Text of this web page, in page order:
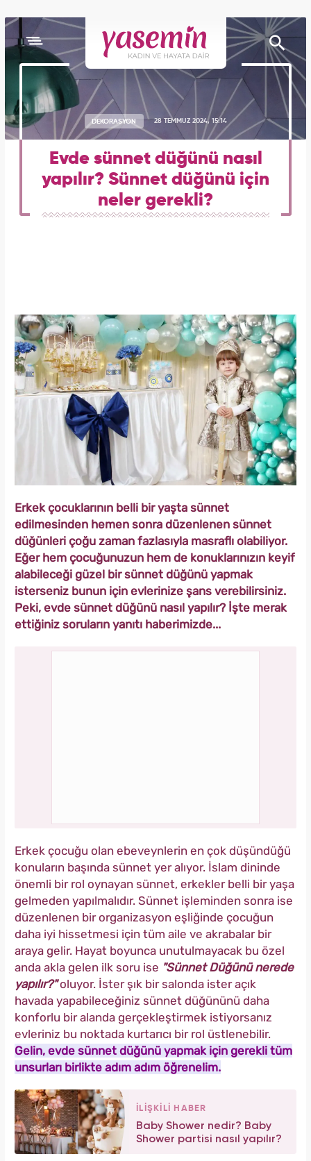
DEKORASYON 28 TEMMUZ 2024, 15:14
Evde sünnet düğünü nasıl
yapılır? Sünnet düğünü için
neler gerekli?
Erkek çocuklarının belli bir yaşta sünnet
edilmesinden hemen sonra düzenlenen sünnet
düğünleri çoğu zaman fazlasıyla masraflı olabiliyor.
Eğer hem çocuğunuzun hem de konuklarınızın keyif
alabileceği güzel bir sünnet düğünü yapmak
isterseniz bunun için evlerinize şans verebilirsiniz.
Peki, evde sünnet düğünü nasıl yapılır? İşte merak
ettiğiniz soruların yanıtı haberimizde...
Erkek çocuğu olan ebeveynlerin en çok düşündüğü
konuların başında sünnet yer alıyor. İslam dininde
önemli bir rol oynayan sünnet, erkekler belli bir yaşa
gelmeden yapılmalıdır. Sünnet işleminden sonra ise
düzenlenen bir organizasyon eşliğinde çocuğun
daha iyi hissetmesi için tüm aile ve akrabalar bir
araya gelir. Hayat boyunca unutulmayacak bu özel
anda akla gelen ilk soru ise "Sünnet Düğünü nerede
yapılır?"oluyor. İster şık bir salonda ister açık
havada yapabileceğiniz sünnet düğününü daha
konforlu bir alanda gerçekleştirmek istiyorsanız
evleriniz bu noktada kurtarıcı bir rol üstlenebilir.
Gelin, evde sünnet düğünü yapmak için gerekli tüm
unsurları birlikte adım adım öğrenelim.
İLİŞKİLİ HABER
Baby Shower nedir? Baby
Shower partisi nasıl yapılır?